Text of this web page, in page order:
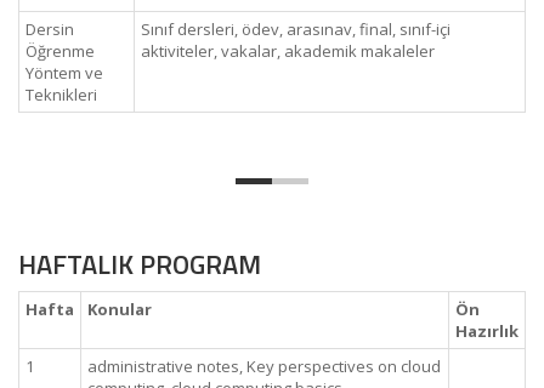
Dersin
Öğrenme
Yöntem ve
Teknikleri
Sınıf dersleri, ödev, arasınav, final, sınıf-içi
aktiviteler, vakalar, akademik makaleler
HAFTALIK PROGRAM
Hafta Konular
Ön
Hazırlık
1
administrative notes, Key perspectives on cloud